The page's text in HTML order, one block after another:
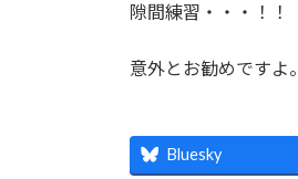
隙間練習・・・！！
意外とお勧めですよ。
Bluesky